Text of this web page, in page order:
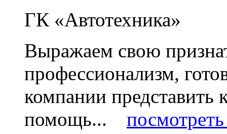
ГК «Автотехника»
Выражаем свою
профессионализм,
компании
помощь...